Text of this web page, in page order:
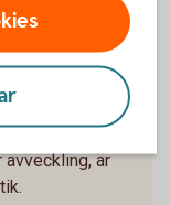
som
ansvar. Allt
avveckling, är